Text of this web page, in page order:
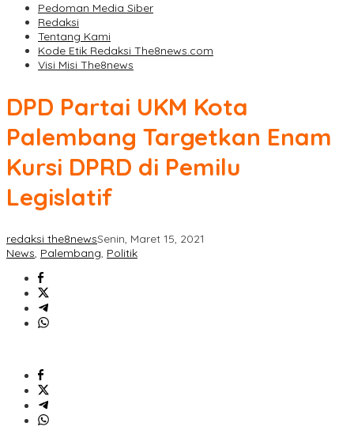
Pedoman Media Siber
Redaksi
Tentang Kami
Kode Etik Redaksi The8news.com
Visi Misi The8news
DPD Partai UKM Kota
Palembang Targetkan Enam
Kursi DPRD di Pemilu
Legislatif
redaksi the8newsSenin, Maret 15, 2021
News, Palembang, Politik